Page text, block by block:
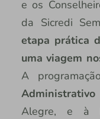
e os
da Sicredi
etapa prática
uma viagem
A
Alegre, e à